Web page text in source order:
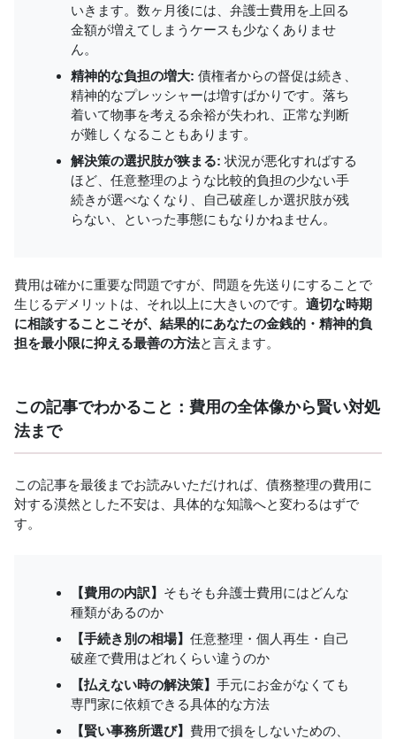
いきます。数ヶ月後には、弁護士費用を上回る
金額が増えてしまうケースも少なくありませ
ん。
精神的な負担の増大: 債権者からの督促は続き、
精神的なプレッシャーは増すばかりです。落ち
着いて物事を考える余裕が失われ、正常な判断
が難しくなることもあります。
解決策の選択肢が狭まる: 状況が悪化すればする
ほど、任意整理のような比較的負担の少ない手
続きが選べなくなり、自己破産しか選択肢が残
らない、といった事態にもなりかねません。
費用は確かに重要な問題ですが、問題を先送りにすることで
生じるデメリットは、それ以上に大きいのです。 適切な時期
に相談することこそが、結果的にあなたの金銭的・精神的負
担を最小限に抑える最善の方法と言えます。
この記事でわかること：費用の全体像から賢い対処
法まで
この記事を最後までお読みいただければ、債務整理の費用に
対する漠然とした不安は、具体的な知識へと変わるはずで
す。
【費用の内訳】 そもそも弁護士費用にはどんな
種類があるのか
【手続き別の相場】 任意整理・個人再生・自己
破産で費用はどれくらい違うのか
【払えない時の解決策】 手元にお金がなくても
専門家に依頼できる具体的な方法
【賢い事務所選び】 費用で損をしないための、